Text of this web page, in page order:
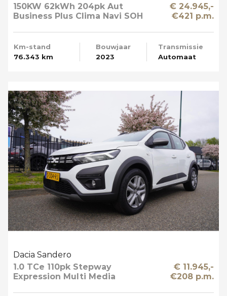
150KW 62kWh 204pk Aut
Business Plus Clima Navi SOH
€ 24.945,-
€421 p.m.
Km-stand
76.343 km
Bouwjaar
2023
Transmissie
Automaat
Dacia Sandero
1.0 TCe 110pk Stepway
Expression Multi Media
€ 11.945,-
€208 p.m.